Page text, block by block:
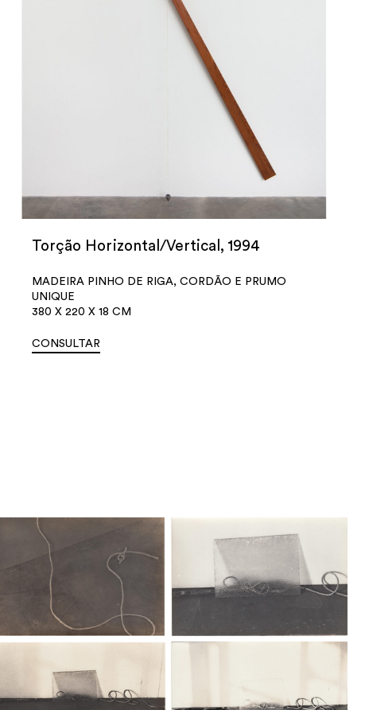
Torção Horizontal/Vertical, 1994
MADEIRA PINHO DE RIGA, CORDÃO E PRUMO
UNIQUE
380 X 220 X 18 CM
CONSULTAR